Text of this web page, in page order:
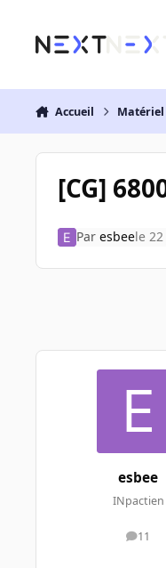
Accueil Matériel
[CG]
Par esbeele
esbee
INpactien
11